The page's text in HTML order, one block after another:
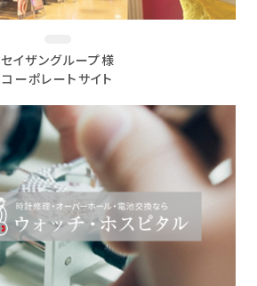
セイザングループ様
コーポレートサイト